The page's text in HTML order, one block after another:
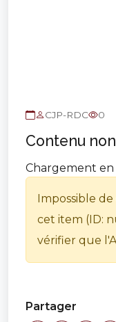
CJP-RDC 0
Contenu
Chargement en
Impossible
cet item (ID:
vérifier que
Partager